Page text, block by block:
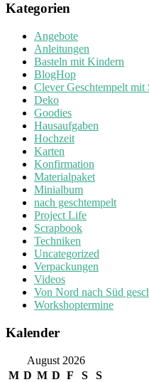
Kategorien
Angebote
Anleitungen
Basteln mit Kindern
BlogHop
Clever Geschtempelt mit
Deko
Goodies
Hausaufgaben
Hochzeit
Karten
Konfirmation
Materialpaket
Minialbum
nach geschtempelt
Project Life
Scrapbook
Techniken
Uncategorized
Verpackungen
Videos
Von Nord nach Süd
Workshoptermine
Kalender
August 2026
M D M D F S
S